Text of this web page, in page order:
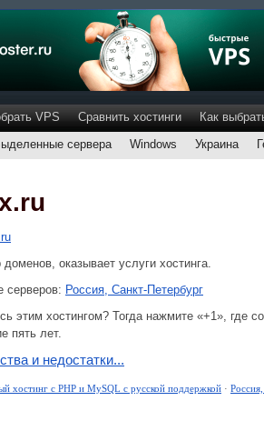
VPS Сравнить хостинги Как
сервера Windows Украина
доменов, оказывает услуги хостинга.
серверов: Россия, Санкт-Петербург
этим хостингом? Тогда нажмите «+1», где
пять лет.
и недостатки...
хостинг c PHP и MySQL с русской поддержкой ·